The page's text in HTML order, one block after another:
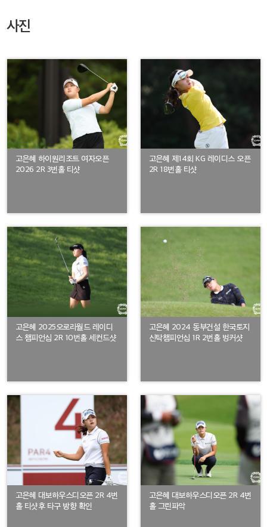
사진
고은혜 하이원리조트 여자오픈
2026 2R 3번홀 티샷
고은혜 제14회 KG 레이디스 오픈
2R 18번홀 티샷
고은혜 2025오로라월드 레이디
스 챔피언십 2R 10번홀 세컨드샷
고은혜 2024 동부건설 한국토지
신탁챔피언십 1R 2번홀 벙커샷
고은혜 대보하우스디오픈 2R 4번
홀 티샷후 타구 방향 확인
고은혜 대보하우스디오픈 2R 4번
홀 그린파악